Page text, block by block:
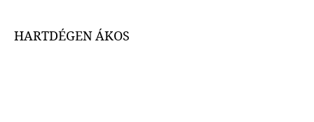
HARTDÉGEN ÁKOS